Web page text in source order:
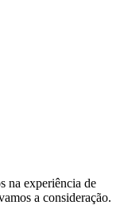
na experiência de
a consideração.